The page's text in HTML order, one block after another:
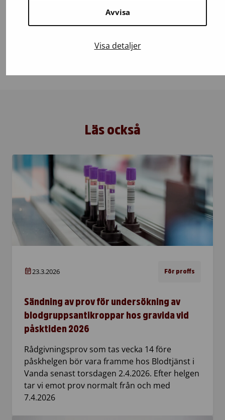
Avvisa
Visa detaljer
Läs också
23.3.2026 För proffs
Sändning av prov för undersökning av
blodgruppsantikroppar hos gravida vid
påsktiden 2026
Rådgivningsprov som tas vecka 14 före
påskhelgen bör vara framme hos Blodtjänst i
Vanda senast torsdagen 2.4.2026. Efter helgen
tar vi emot prov normalt från och med
7.4.2026